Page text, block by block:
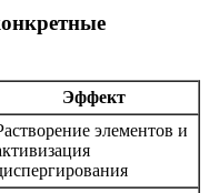
Эффект
элементов и